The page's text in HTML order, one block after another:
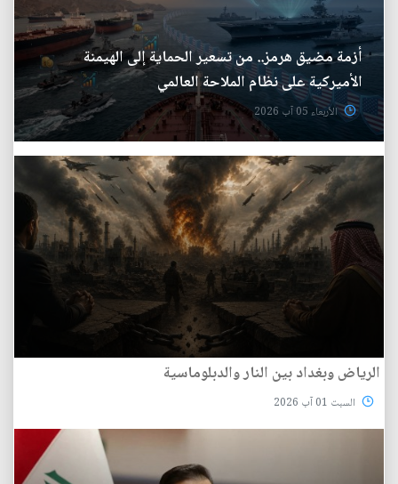
أزمة مضيق هرمز.. من تسعير الحماية إلى الهيمنة
الأميركية على نظام الملاحة العالمي
الأربعاء 05 آب 2026
الرياض وبغداد بين النار والدبلوماسية
السبت 01 آب 2026